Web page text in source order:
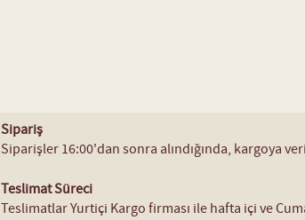
Sipariş
Siparişler 16:00'dan sonra alındığında, kargoya
Teslimat Süreci
Teslimatlar Yurtiçi Kargo firması ile hafta içi ve